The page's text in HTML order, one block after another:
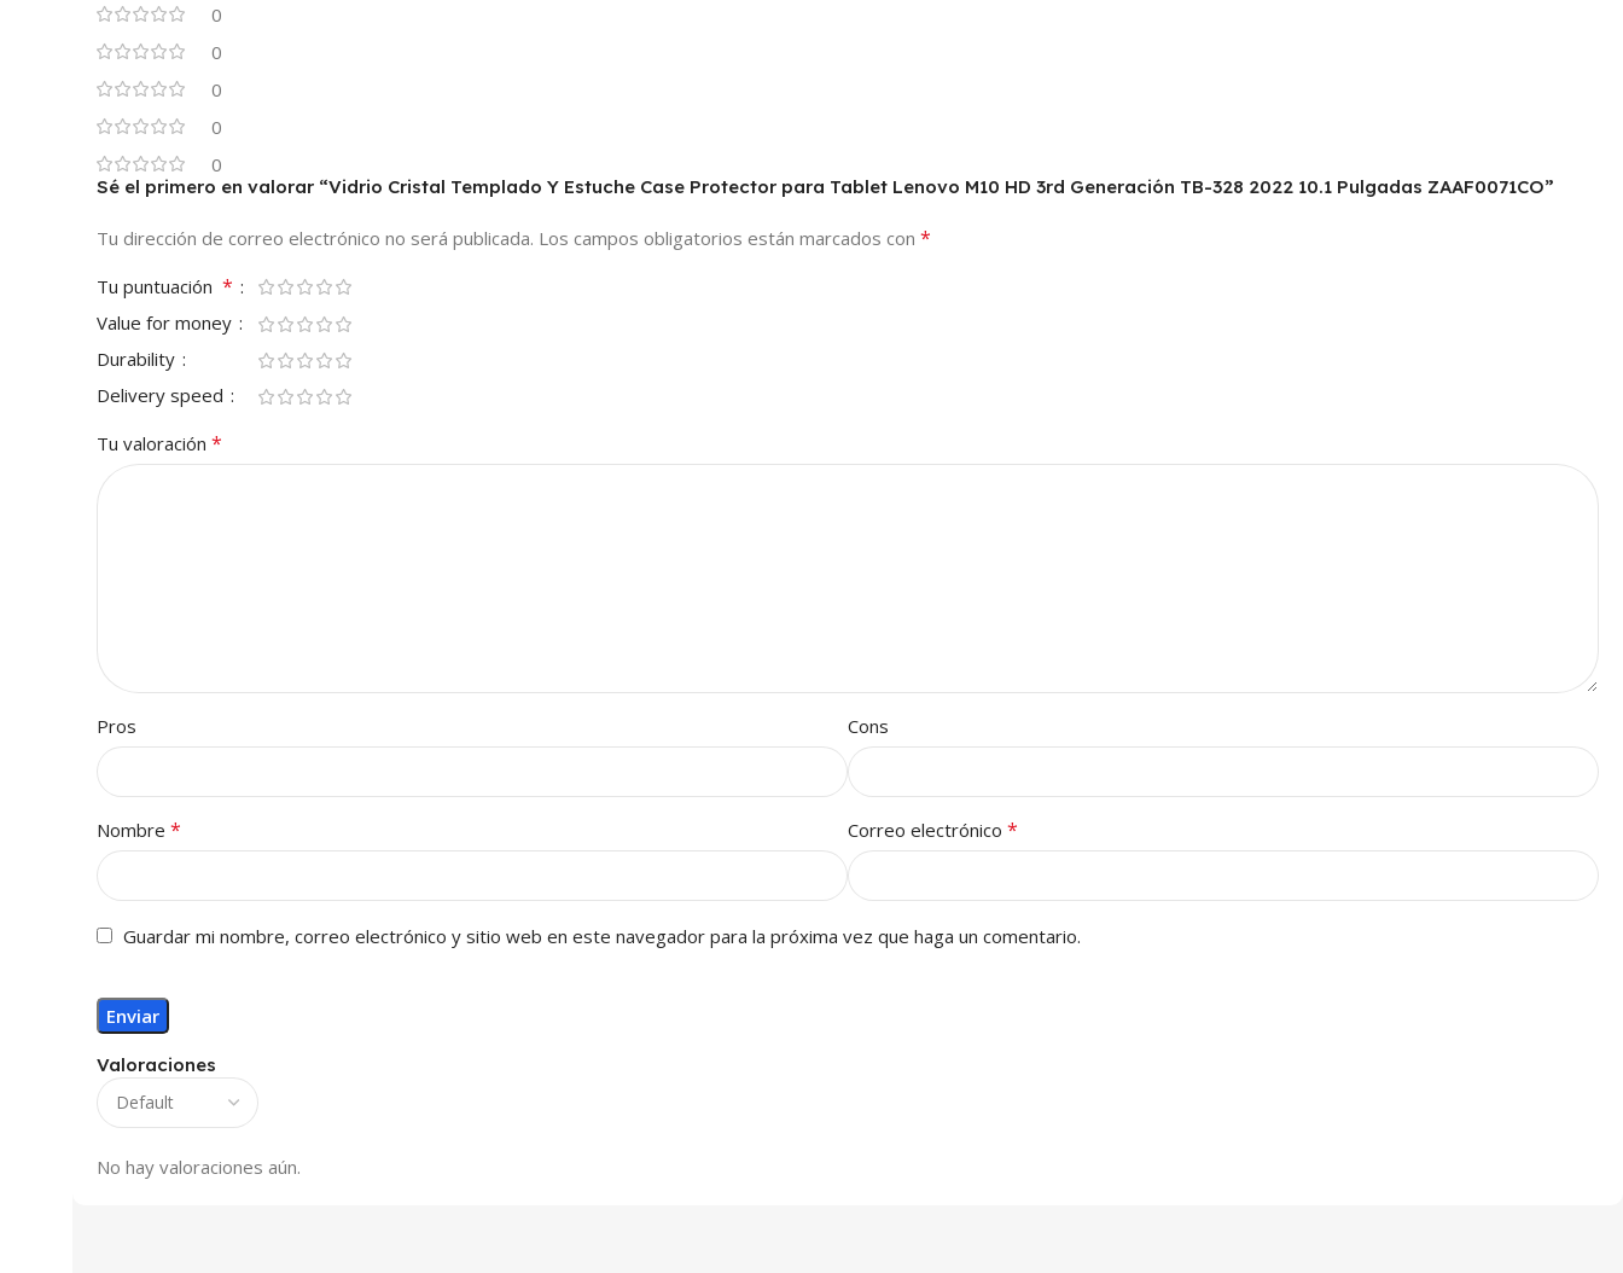
0
0
0
0
0
Valoraciones
No hay valoraciones aún.
Sé el primero en valorar “Vidrio Cristal Templado Y Estuche Case Protector para Tablet Lenovo M10 HD 3rd Generación TB-328 2022 10.1 Pulgadas ZAAF0071CO”
Tu dirección de correo electrónico no será publicada. Los campos obligatorios están marcados con *
Tu puntuación *
Value for money
Durability
Delivery speed
Tu valoración *
Pros Cons
Nombre * Correo electrónico *
Guardar mi nombre, correo electrónico y sitio web en este navegador para la próxima vez que haga un comentario.